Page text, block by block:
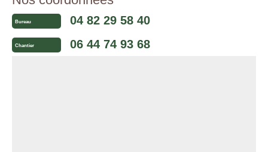
Bureau 04 82 29 58 40
Chantier 06 44 74 93 68